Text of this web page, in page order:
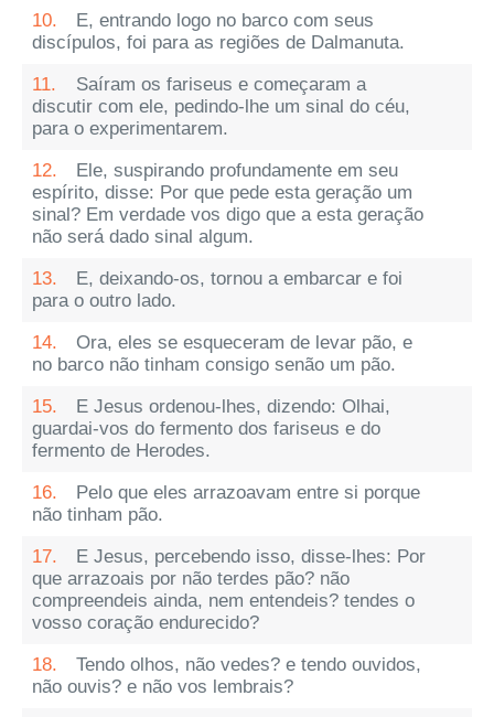
10.
E, entrando logo no barco com seus
discípulos, foi para as regiões de Dalmanuta.
11.
Saíram os fariseus e começaram a
discutir com ele, pedindo-lhe um sinal do céu,
para o experimentarem.
12.
Ele, suspirando profundamente em seu
espírito, disse: Por que pede esta geração um
sinal? Em verdade vos digo que a esta geração
não será dado sinal algum.
13.
E, deixando-os, tornou a embarcar e foi
para o outro lado.
14.
Ora, eles se esqueceram de levar pão, e
no barco não tinham consigo senão um pão.
15.
E Jesus ordenou-lhes, dizendo: Olhai,
guardai-vos do fermento dos fariseus e do
fermento de Herodes.
16.
Pelo que eles arrazoavam entre si porque
não tinham pão.
17.
E Jesus, percebendo isso, disse-lhes: Por
que arrazoais por não terdes pão? não
compreendeis ainda, nem entendeis? tendes o
vosso coração endurecido?
18.
Tendo olhos, não vedes? e tendo ouvidos,
não ouvis? e não vos lembrais?